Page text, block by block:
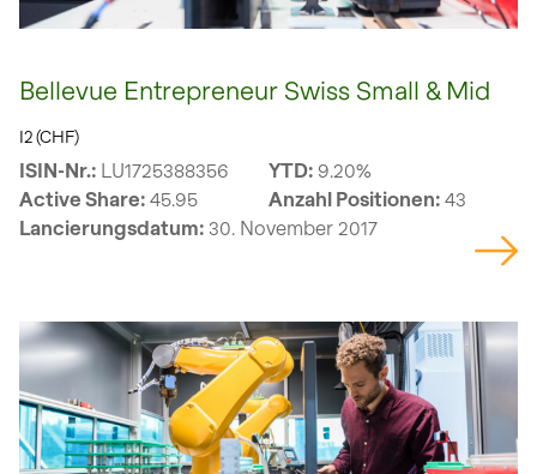
Bellevue Entrepreneur Swiss Small & Mid
I2 (CHF)
ISIN-Nr.: LU1725388356 YTD: 9.20%
Active Share: 45.95 Anzahl Positionen: 43
Lancierungsdatum: 30. November 2017